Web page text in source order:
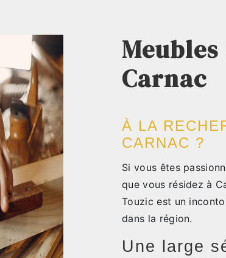
Carnac
À LA
CARNAC ?
Si vous êtes
que vous résidez à
Touzic est un
dans la région.
Une large